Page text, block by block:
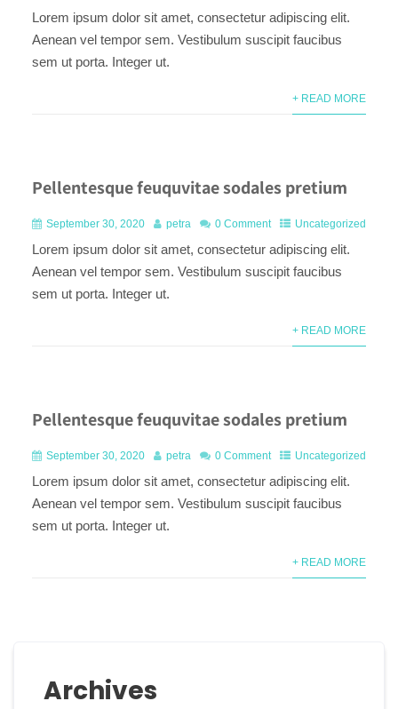
Lorem ipsum dolor sit amet, consectetur adipiscing elit.
Aenean vel tempor sem. Vestibulum suscipit faucibus
sem ut porta. Integer ut.
+ READ MORE
Pellentesque feuquvitae sodales pretium
September 30, 2020 petra 0 Comment Uncategorized
Lorem ipsum dolor sit amet, consectetur adipiscing elit.
Aenean vel tempor sem. Vestibulum suscipit faucibus
sem ut porta. Integer ut.
+ READ MORE
Pellentesque feuquvitae sodales pretium
September 30, 2020 petra 0 Comment Uncategorized
Lorem ipsum dolor sit amet, consectetur adipiscing elit.
Aenean vel tempor sem. Vestibulum suscipit faucibus
sem ut porta. Integer ut.
+ READ MORE
Archives